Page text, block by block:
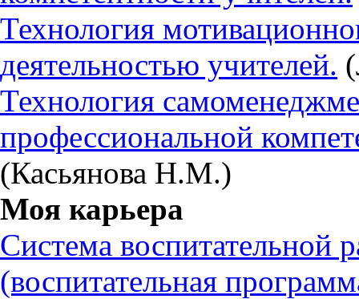
Технология
деятельностью учителей.
Технология
профессиональной
(Касьянова Н.М.)
Моя карьера
Система воспитательной
(воспитательная